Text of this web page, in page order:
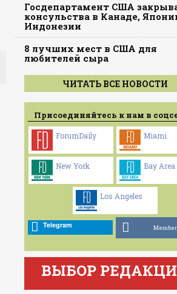
Госдепартамент США
консульства в Канаде,
Индонезии
8 лучших мест в США для
любителей сыра
ЧИТАТЬ ВСЕ НОВОСТИ
Присоединяйтесь к нам в
ForumDaily Miami
New York Bay Area
Los Angeles
Telegram
ВЫБОР